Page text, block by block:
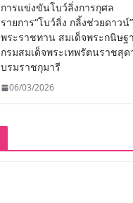
การแข่งขันโบว์ลิ่งการกุศล
รายการ“โบว์ลิ่ง กลิ้งช่วยดาวน์
พระราชทาน สมเด็จพระกนิษฐ
กรมสมเด็จพระเทพรัตนราชสุด
บรมราชกุมารี
06/03/2026